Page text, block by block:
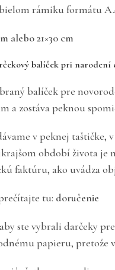
rámiku formátu
alebo 21×30 cm
balíček pri
balíček pre
a zostáva peknou
v peknej
období života je
faktúru, ako uvádza
tu: doručenie
ste vybrali darčeky
papieru, pretože